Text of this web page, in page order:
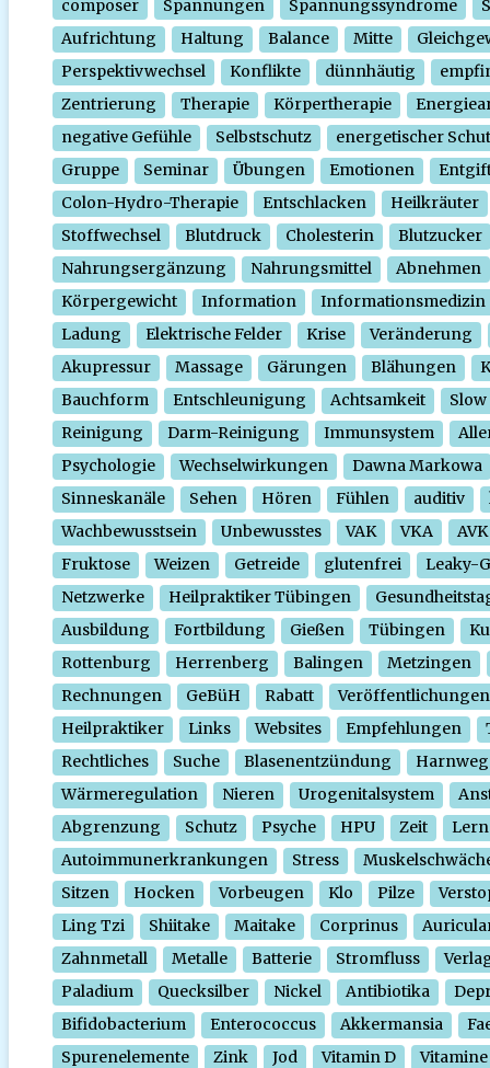
composer Spannungen Spannungssyndrome
Aufrichtung
Haltung Balance Mitte
Perspektivwechsel
Konflikte dünnhäutig
Zentrierung
Therapie Körpertherapie
negative Gefühle
Selbstschutz
energetischer
Gruppe
Seminar Übungen Emotionen
Colon-Hydro-Therapie
Entschlacken
Heilkräuter
Stoffwechsel
Blutdruck Cholesterin
Blutzucker
Nahrungsergänzung
Nahrungsmittel
Abnehmen
Körpergewicht
Information
Informationsmedizin
Ladung
Elektrische Felder Krise
Veränderung
Akupressur
Massage Gärungen Blähungen
Bauchform
Entschleunigung Achtsamkeit
Slow
Reinigung
Darm-Reinigung Immunsystem
Psychologie
Wechselwirkungen
Dawna Markowa
Sinneskanäle
Sehen Hören Fühlen auditiv
Wachbewusstsein
Unbewusstes VAK VKA
AVK
Fruktose
Weizen Getreide glutenfrei
Leaky-
Netzwerke
Heilpraktiker Tübingen
Ausbildung
Fortbildung Gießen Tübingen
Rottenburg
Herrenberg Balingen
Metzingen
Rechnungen
GeBüH Rabatt
Veröffentlichungen
Heilpraktiker
Links Websites Empfehlungen
Rechtliches
Suche Blasenentzündung
Wärmeregulation
Nieren Urogenitalsystem
Abgrenzung
Schutz Psyche HPU Zeit
Autoimmunerkrankungen
Stress
Sitzen
Hocken Vorbeugen Klo Pilze
Ling Tzi
Shiitake Maitake Corprinus
Zahnmetall
Metalle Batterie Stromfluss
Paladium
Quecksilber Nickel Antibiotika
Bifidobacterium
Enterococcus Akkermansia
Spurenelemente
Zink Jod Vitamin D
Vitamine